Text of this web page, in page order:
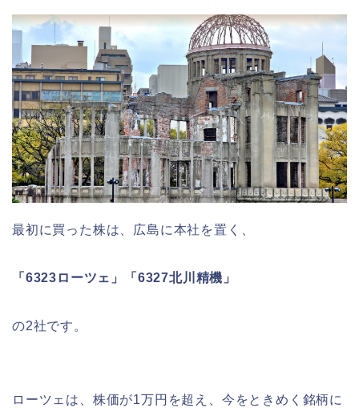
最初に買った株は、広島に本社を置く、
「6323ローツェ」「6327北川精機」
の2社です。
ローツェは、株価が1万円を超え、今をときめく銘柄に